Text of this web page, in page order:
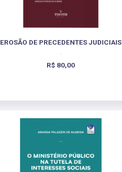
EROSÃO DE PRECEDENTES JUDICIAIS
R$ 80,00